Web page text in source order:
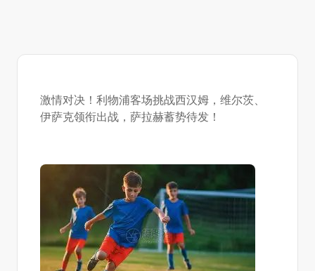
激情对决！利物浦客场挑战西汉姆，维尔茨、
伊萨克领衔出战，萨拉赫蓄势待发！